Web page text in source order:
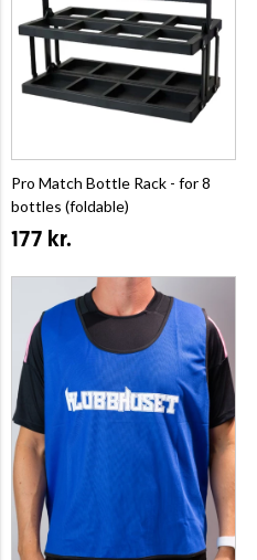
Pro Match Bottle Rack - for 8
bottles (foldable)
177 kr.